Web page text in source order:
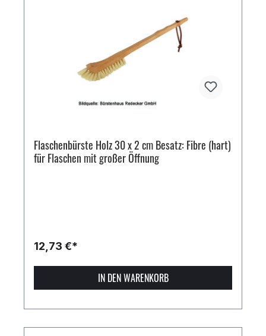
Flaschenbürste Holz 30 x 2 cm Besatz: Fibre (hart)
für Flaschen mit großer Öffnung
12,73 €*
IN DEN WARENKORB